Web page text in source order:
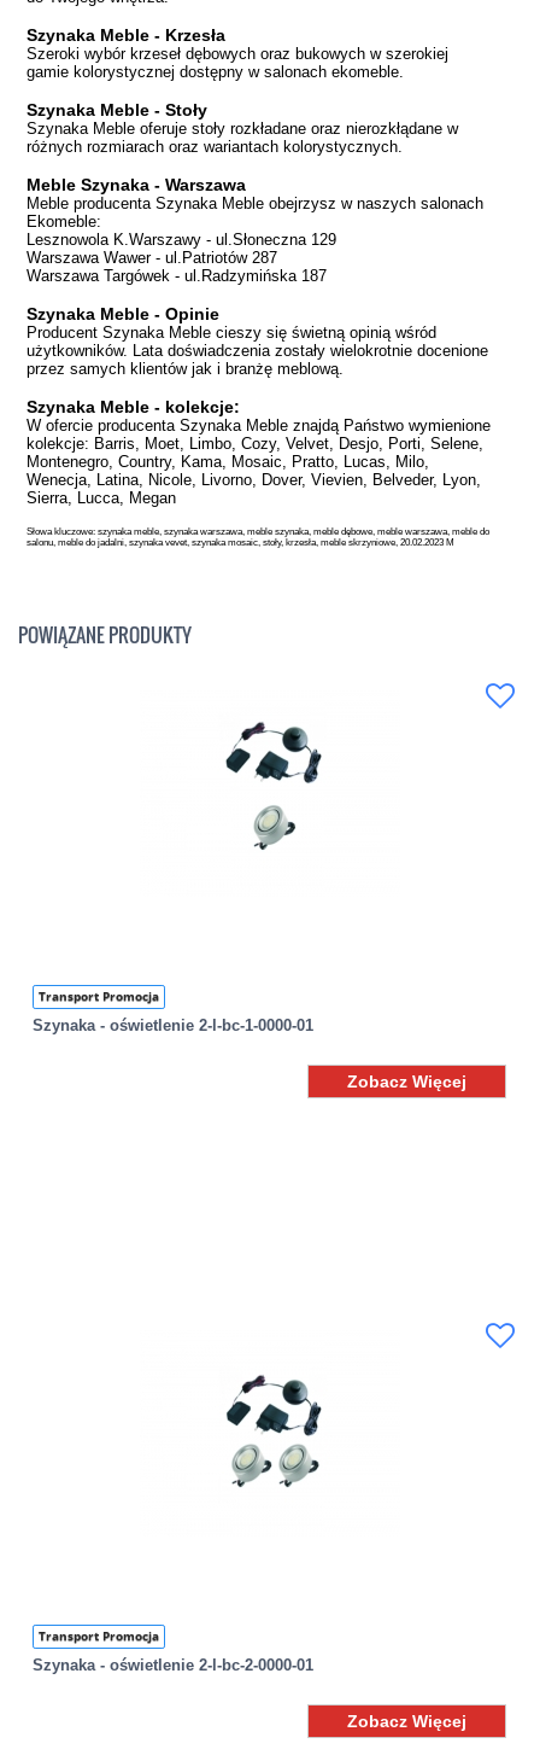
Szynaka Meble - Krzesła
Szeroki wybór krzeseł dębowych oraz bukowych w szerokiej
gamie kolorystycznej dostępny w salonach ekomeble.
Szynaka Meble - Stoły
Szynaka Meble oferuje stoły rozkładane oraz nierozkłądane w
różnych rozmiarach oraz wariantach kolorystycznych.
Meble Szynaka - Warszawa
Meble producenta Szynaka Meble obejrzysz w naszych salonach
Ekomeble:
Lesznowola K.Warszawy - ul.Słoneczna 129
Warszawa Wawer - ul.Patriotów 287
Warszawa Targówek - ul.Radzymińska 187
Szynaka Meble - Opinie
Producent Szynaka Meble cieszy się świetną opinią wśród
użytkowników. Lata doświadczenia zostały wielokrotnie docenione
przez samych klientów jak i branżę meblową.
Szynaka Meble - kolekcje:
W ofercie producenta Szynaka Meble znajdą Państwo wymienione
kolekcje: Barris, Moet, Limbo, Cozy, Velvet, Desjo, Porti, Selene,
Montenegro, Country, Kama, Mosaic, Pratto, Lucas, Milo,
Wenecja, Latina, Nicole, Livorno, Dover, Vievien, Belveder, Lyon,
Sierra, Lucca, Megan
Słowa kluczowe: szynaka meble, szynaka warszawa, meble szynaka, meble dębowe, meble warszawa, meble do
salonu, meble do jadalni, szynaka vevet, szynaka mosaic, stoły, krzesła, meble skrzyniowe, 20.02.2023 M
POWIĄZANE PRODUKTY
Transport Promocja
Szynaka - oświetlenie 2-l-bc-1-0000-01
Zobacz Więcej
Transport Promocja
Szynaka - oświetlenie 2-l-bc-2-0000-01
Zobacz Więcej